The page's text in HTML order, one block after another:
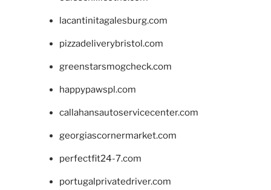
lacantinitagalesburg.com
pizzadeliverybristol.com
greenstarsmogcheck.com
happypawspl.com
callahansautoservicecenter.com
georgiascornermarket.com
perfectfit24-7.com
portugalprivatedriver.com